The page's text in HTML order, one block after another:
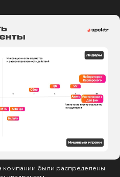
компании были распределены